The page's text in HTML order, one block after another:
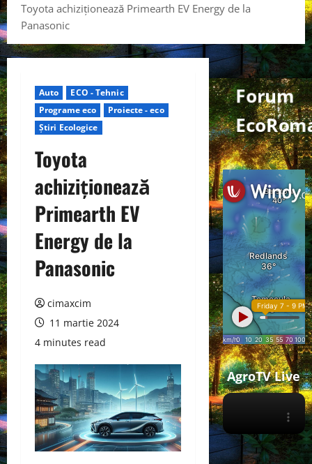
Toyota achiziționează Primearth EV Energy de la
Panasonic
Auto
ECO - Tehnic
Programe eco
Proiecte - eco
Știri Ecologice
Toyota
achiziționează
Primearth EV
Energy de la
Panasonic
cimaxcim
11 martie 2024
4 minutes read
Forum
AgroTV Live